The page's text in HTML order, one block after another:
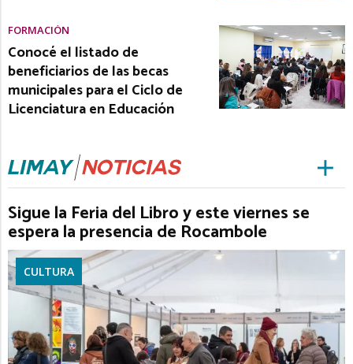
FORMACIÓN
Conocé el listado de
beneficiarios de las becas
municipales para el Ciclo de
Licenciatura en Educación
Sigue la Feria del Libro y este viernes se
espera la presencia de Rocambole
CULTURA